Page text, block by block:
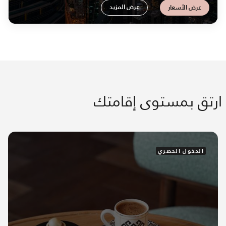
عرض الأسعار عرض المزيد
ارتق بمستوى إقامتك
الدخول الحصري